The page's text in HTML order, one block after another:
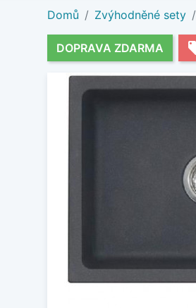
Domů Zvýhodněné sety
DOPRAVA ZDARMA